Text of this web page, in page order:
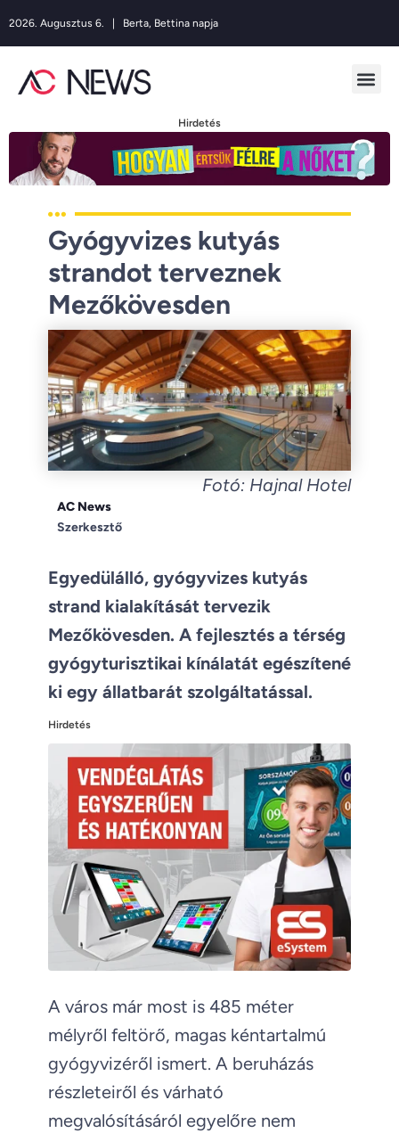
2026. Augusztus 6. | Berta, Bettina napja
Hirdetés
Gyógyvizes kutyás
strandot terveznek
Mezőkövesden
Fotó: Hajnal Hotel
AC News
Szerkesztő
Egyedülálló, gyógyvizes kutyás
strand kialakítását tervezik
Mezőkövesden. A fejlesztés a térség
gyógyturisztikai kínálatát egészítené
ki egy állatbarát szolgáltatással.
Hirdetés
A város már most is 485 méter
mélyről feltörő, magas kéntartalmú
gyógyvizéről ismert. A beruházás
részleteiről és várható
megvalósításáról egyelőre nem